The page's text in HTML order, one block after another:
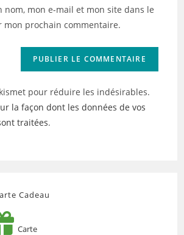
nom, mon e-mail et mon site dans le
mon prochain commentaire.
pour réduire les indésirables.
la façon dont les données de vos
traitées.
Cadeau
Carte